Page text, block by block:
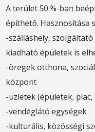
A terület 50 %-ban
építhető. Hasznosítása
-szálláshely,
kiadható épületek is
-öregek otthona,
központ
-üzletek (épületek, piac,
-vendéglátó egységek
-kulturális, közösségi